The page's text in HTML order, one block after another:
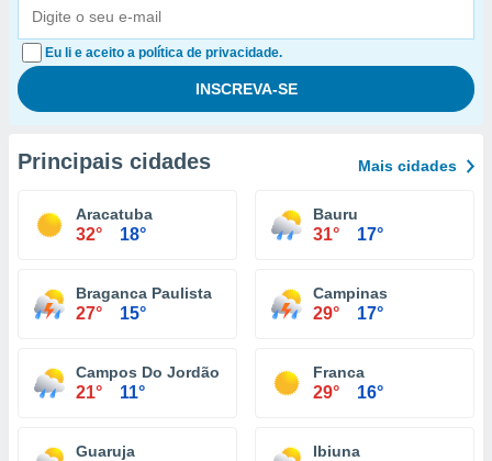
Eu li e aceito a política de privacidade.
Principais cidades Mais cidades
Aracatuba
32° 18°
Bauru
31° 17°
Braganca Paulista
27° 15°
Campinas
29° 17°
Campos Do Jordão
21° 11°
Franca
29° 16°
Guaruja Ibiuna